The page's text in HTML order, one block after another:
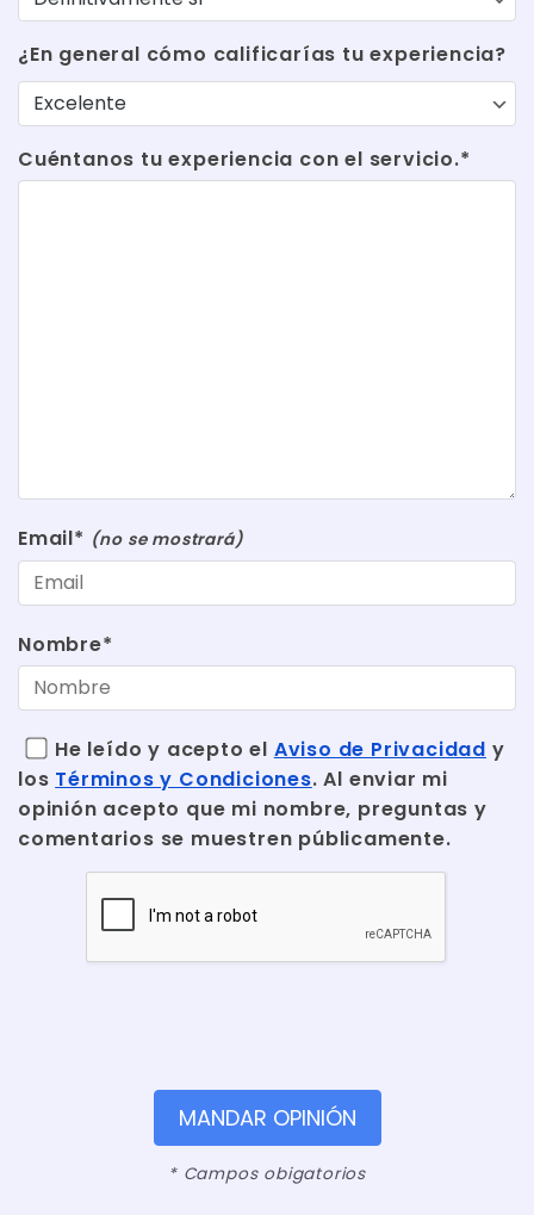
¿En general cómo calificarías tu experiencia?
Cuéntanos tu experiencia con el servicio.*
Email* (no se mostrará)
Nombre*
He leído y acepto el Aviso de Privacidad y
los Términos y Condiciones. Al enviar mi
opinión acepto que mi nombre, preguntas y
comentarios se muestren públicamente.
MANDAR OPINIÓN
* Campos obigatorios